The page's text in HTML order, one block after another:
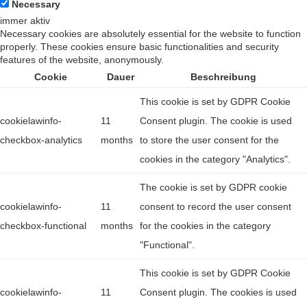
Necessary
immer aktiv
Necessary cookies are absolutely essential for the website to function
properly. These cookies ensure basic functionalities and security
features of the website, anonymously.
Cookie
Dauer Beschreibung
cookielawinfo-
checkbox-analytics
11
months
This cookie is set by GDPR Cookie
Consent plugin. The cookie is used
to store the user consent for the
cookies in the category "Analytics".
cookielawinfo-
checkbox-functional
11
months
The cookie is set by GDPR cookie
consent to record the user consent
for the cookies in the category
"Functional".
cookielawinfo-
11
This cookie is set by GDPR Cookie
Consent plugin. The cookies is used